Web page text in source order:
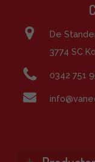
De
3774 SC
0342 751